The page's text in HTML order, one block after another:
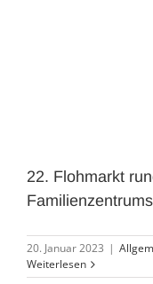
22. Flohmarkt
20. Januar 2023 |
Weiterlesen